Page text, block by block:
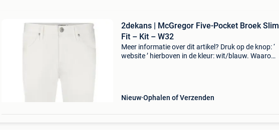
2dekans | McGregor Five-Pocket Broek Slim
Fit – Kit – W32
Meer informatie over dit artikel? Druk op de knop: ‘
website ’ hierboven in de kleur: wit/blauw. Waarom
Nieuw Ophalen of Verzenden